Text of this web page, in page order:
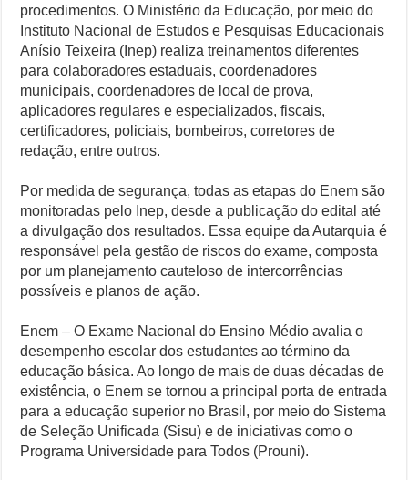
procedimentos. O Ministério da Educação, por meio do
Instituto Nacional de Estudos e Pesquisas Educacionais
Anísio Teixeira (Inep) realiza treinamentos diferentes
para colaboradores estaduais, coordenadores
municipais, coordenadores de local de prova,
aplicadores regulares e especializados, fiscais,
certificadores, policiais, bombeiros, corretores de
redação, entre outros.
Por medida de segurança, todas as etapas do Enem são
monitoradas pelo Inep, desde a publicação do edital até
a divulgação dos resultados. Essa equipe da Autarquia é
responsável pela gestão de riscos do exame, composta
por um planejamento cauteloso de intercorrências
possíveis e planos de ação.
Enem – O Exame Nacional do Ensino Médio avalia o
desempenho escolar dos estudantes ao término da
educação básica. Ao longo de mais de duas décadas de
existência, o Enem se tornou a principal porta de entrada
para a educação superior no Brasil, por meio do Sistema
de Seleção Unificada (Sisu) e de iniciativas como o
Programa Universidade para Todos (Prouni).